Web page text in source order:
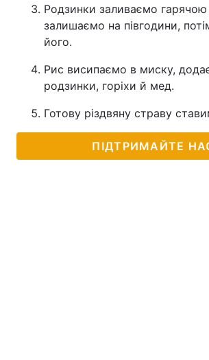
Родзинки заливаємо
залишаємо на півгодини,
його.
Рис висипаємо в миску,
родзинки, горіхи й мед.
Готову різдвяну страву
ПІДТРИМАЙТЕ